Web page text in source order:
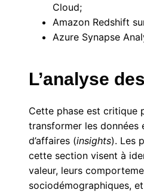
Cloud;
Amazon Redshift
Azure Synapse
L’analyse
Cette phase est critique
transformer les données
d’affaires (insights). Les
cette section visent à
valeur, leurs
sociodémographiques,